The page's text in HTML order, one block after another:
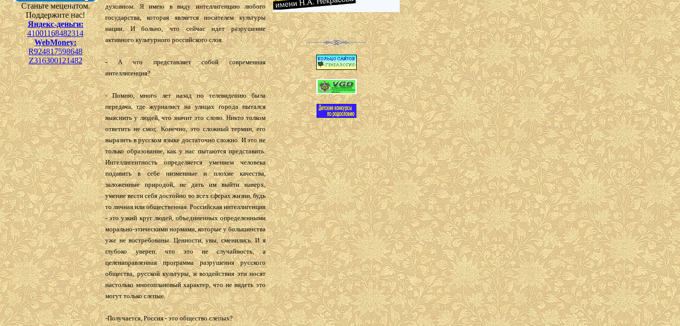
Станьте меценатом.
Поддержите нас!
Яндекс-деньги:
41001168482314
WebMoney:
R924817598648
Z316300121482
духовном. Я имею в виду интеллигенцию любого
государства, которая является носителем культуры
нации. И больно, что сейчас идет разрушение
активного культурного российского слоя.
- А что представляет собой современная
интеллигенция?
- Помню, много лет назад по телевидению была
передача, где журналист на улицах города пытался
выяснить у людей, что значит это слово. Никто толком
ответить не смог,. Конечно, это сложный термин, его
выразить в русском языке достаточно сложно. И это не
только образование, как у нас пытаются представить.
Интеллигентность определяется умением человека
подавить в себе низменные и плохие качества,
заложенные природой, не дать им выйти наверх,
умение вести себя достойно во всех сферах жизни, будь
то личная или общественная. Российская интеллигенция
- это узкий круг людей, объединенных определенными
морально-этическими нормами, которые у большинства
уже не востребованы. Ценности, увы, сменились. И я
глубоко уверен, что это не случайность, а
целенаправленная программа разрушения русского
общества, русской культуры, и воздействия эти носят
настолько многоплановый характер, что не видеть это
могут только слепые.
-Получается, Россия - это общество слепых?